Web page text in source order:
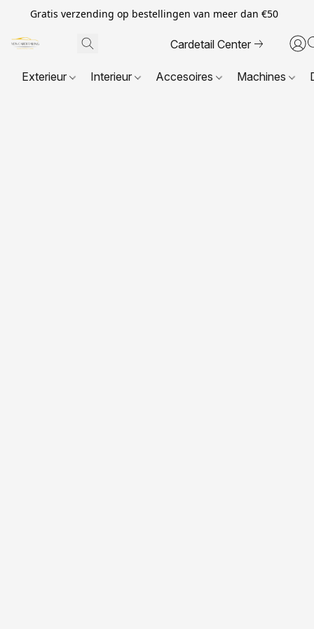
Gratis verzending op bestellingen van meer dan €50
Cardetail Center
Exterieur Interieur Accesoires Machines